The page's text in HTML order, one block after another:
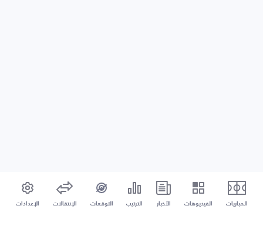
المباريات الفيديوهات الأخبار الترتيب التوقعات الإنتقالات الإعدادات